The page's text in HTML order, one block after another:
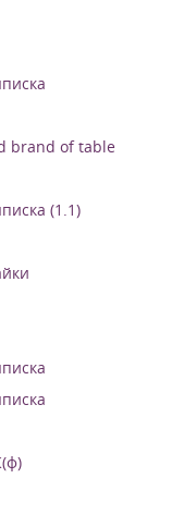
brand of table
(1.1)